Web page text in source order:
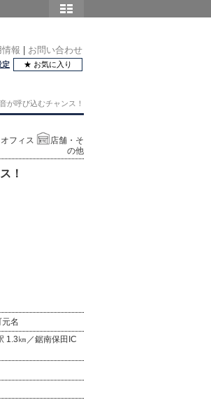
報 お問い合わせ
定 ★ お気に入り
が呼び込むチャンス！
オフィス
店舗・そ
の他
！
名
1.3㎞／鋸南保田IC